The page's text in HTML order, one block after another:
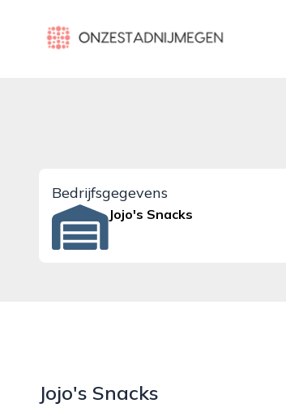
onzestadnijmegen.nl
Bedrijfsgegevens
Jojo's Snacks
Jojo's Snacks